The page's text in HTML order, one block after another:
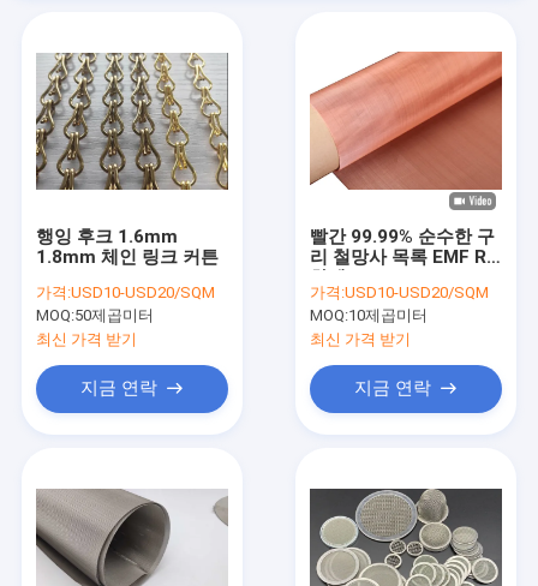
행잉 후크 1.6mm
1.8mm 체인 링크 커튼
가격:USD10-USD20/SQM
MOQ:50제곱미터
최신 가격 받기
지금 연락
빨간 99.99% 순수한 구
리 철망사 목록 EMF RF
가격:USD10-USD20/SQM
MOQ:10제곱미터
최신 가격 받기
지금 연락